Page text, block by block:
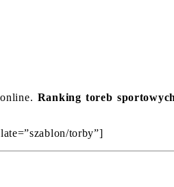
Ranking toreb
torby”]